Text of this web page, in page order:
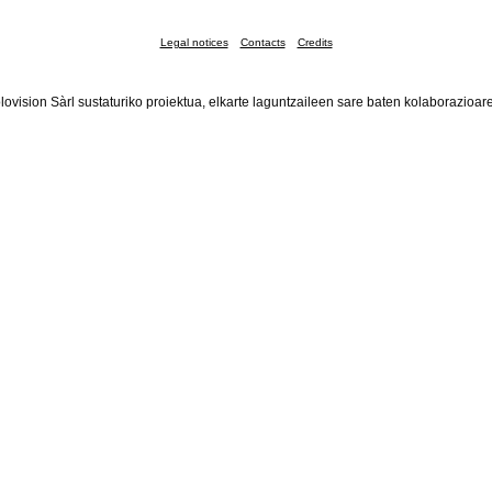
Legal notices Contacts Credits
Sàrl sustaturiko proiektua, elkarte laguntzaileen sare baten